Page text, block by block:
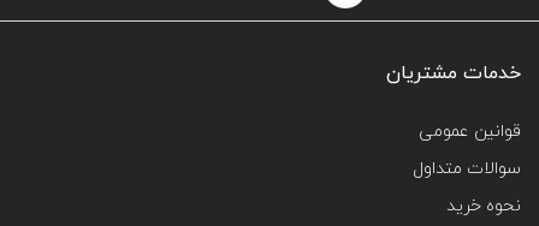
خدمات مشتریان
قوانین عمومی
سوالات متداول
نحوه خرید